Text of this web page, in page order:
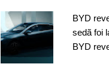
topo do
prova
ela...
BYD
sedã foi
BYD
Seal 06